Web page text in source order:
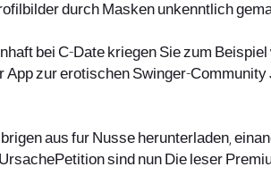
durch Masken unkenntlich
bei C-Date kriegen Sie zum Beispiel
zur erotischen Swinger-
aus fur Nusse herunterladen,
sind nun Die leser